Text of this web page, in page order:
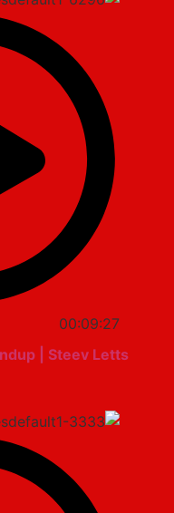
00:09:27
Standup | Steev Letts